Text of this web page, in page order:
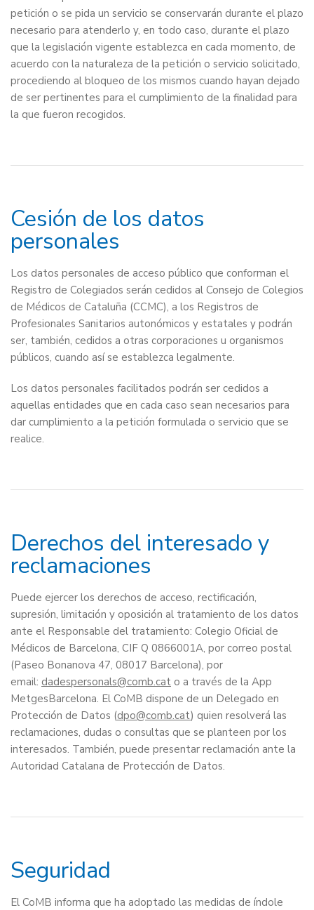
petición o se pida un servicio se conservarán durante el plazo
necesario para atenderlo y, en todo caso, durante el plazo
que la legislación vigente establezca en cada momento, de
acuerdo con la naturaleza de la petición o servicio solicitado,
procediendo al bloqueo de los mismos cuando hayan dejado
de ser pertinentes para el cumplimiento de la finalidad para
la que fueron recogidos.
Cesión de los datos
personales
Los datos personales de acceso público que conforman el
Registro de Colegiados serán cedidos al Consejo de Colegios
de Médicos de Cataluña (CCMC), a los Registros de
Profesionales Sanitarios autonómicos y estatales y podrán
ser, también, cedidos a otras corporaciones u organismos
públicos, cuando así se establezca legalmente.
Los datos personales facilitados podrán ser cedidos a
aquellas entidades que en cada caso sean necesarios para
dar cumplimiento a la petición formulada o servicio que se
realice.
Derechos del interesado y
reclamaciones
Puede ejercer los derechos de acceso, rectificación,
supresión, limitación y oposición al tratamiento de los datos
ante el Responsable del tratamiento: Colegio Oficial de
Médicos de Barcelona, CIF Q 0866001A, por correo postal
(Paseo Bonanova 47, 08017 Barcelona), por
email: dadespersonals
o a través de la App
MetgesBarcelona. El CoMB dispone de un Delegado en
Protección de Datos (dpo
) quien resolverá las
reclamaciones, dudas o consultas que se planteen por los
interesados. También, puede presentar reclamación ante la
Autoridad Catalana de Protección de Datos.
Seguridad
El CoMB informa que ha adoptado las medidas de índole